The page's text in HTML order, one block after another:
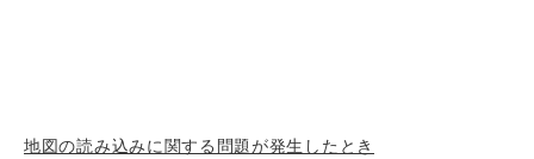
地図の読み込みに関する問題が発生したとき